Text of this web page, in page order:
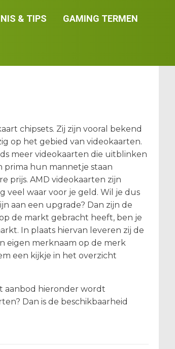
& TIPS GAMING TERMEN
chipsets. Zij zijn vooral bekend
op het gebied van videokaarten.
meer videokaarten die uitblinken
prima hun mannetje staan
prijs. AMD videokaarten zijn
veel waar voor je geld. Wil je dus
aan een upgrade? Dan zijn de
de markt gebracht heeft, ben je
In plaats hiervan leveren zij de
eigen merknaam op de merk
een kijkje in het overzicht
aanbod hieronder wordt
Dan is de beschikbaarheid